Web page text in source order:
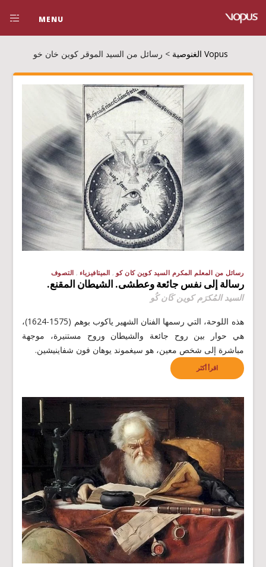
MENU
Vopus الغنوصية > رسائل من السيد الموقر كوين خان خو
رسائل من المعلم المكرم السيد كوين كان كو الميتافيزياء التصوف
رسالة إلى نفس جائعة وعطشى. الشيطان المقنع.
السيد المُكرَم كوين كَان كُو
هذه اللوحة، التي رسمها الفنان الشهير ياكوب بوهم (1575-1624)،
هي حوار بين روح جائعة والشيطان وروح مستنيرة، موجهة
مباشرة إلى شخص معين، هو سيغموند يوهان فون شفاينيشين.
اقرأ أكثر